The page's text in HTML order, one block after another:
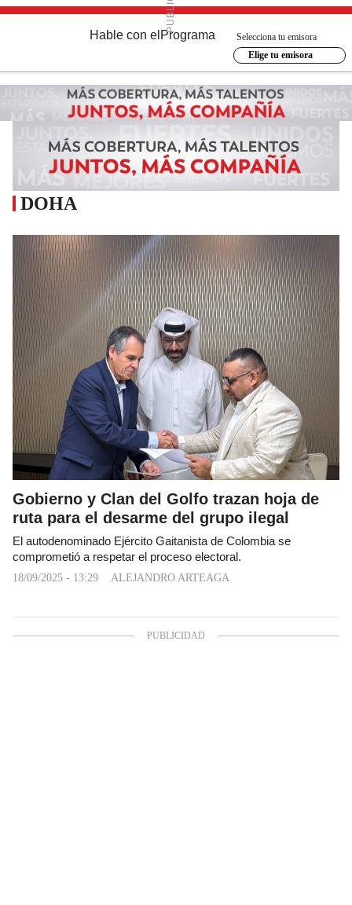
Hable con el Programa
Selecciona tu emisora
Elige tu emisora
DOHA
Gobierno y Clan del Golfo trazan hoja de
ruta para el desarme del grupo ilegal
El autodenominado Ejército Gaitanista de Colombia se
comprometió a respetar el proceso electoral.
18/09/2025 - 13:29 ALEJANDRO ARTEAGA